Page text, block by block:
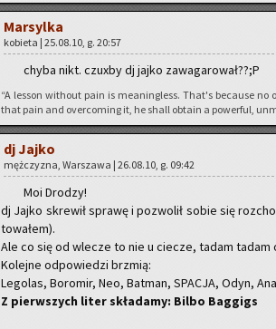
Mar­syl­ka
ko­bie­ta | 25.08.10, g. 20:57
chyba nikt. czu­xby dj jajko za­wa­ga­ro­wał??;P
“A les­son wi­tho­ut pain is me­anin­gless. That's be­cau­se
that pain and over­co­ming it, he shall ob­ta­in a po­wer­ful,
dj Jajko
męż­czy­zna, War­sza­wa | 26.08.10, g. 09:42
Moi Dro­dzy!
dj Jajko skre­wił spra­wę i po­zwo­lił sobie się
to­wa­łem).
Ale co się od wle­cze to nie u cie­cze, tadam
Ko­lej­ne od­po­wie­dzi brzmią:
Le­go­las, Bo­ro­mir, Neo, Bat­man, SPA­CJA, Odyn,
Z pierw­szych liter skła­da­my: Bilbo Bag­gigs